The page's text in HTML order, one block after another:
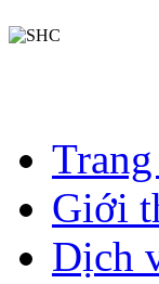
Giới
Dịch